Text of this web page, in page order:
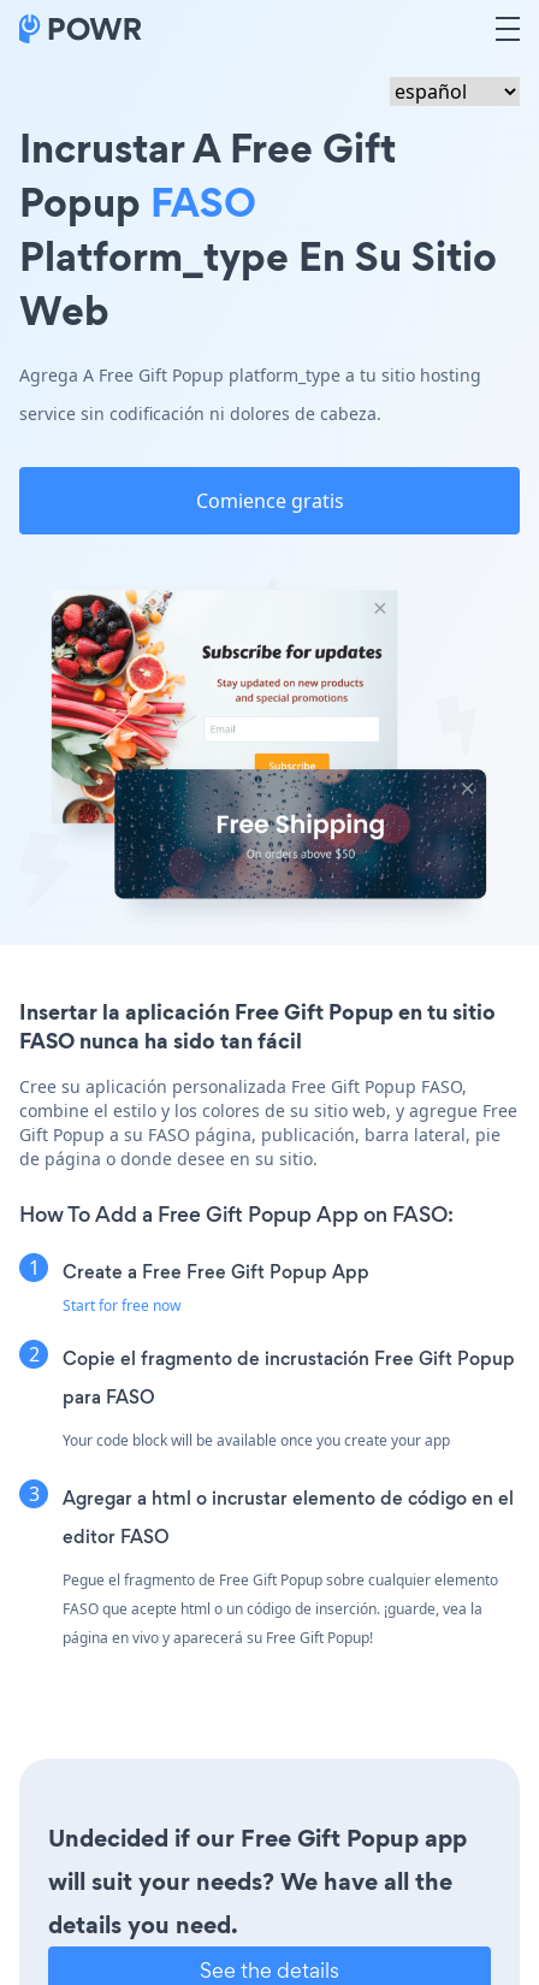
Incrustar A Free Gift
Popup FASO
Platform_type En Su Sitio
Web
Agrega A Free Gift Popup platform_type a tu sitio hosting
service sin codificación ni dolores de cabeza.
Comience gratis
Insertar la aplicación Free Gift Popup en tu sitio
FASO nunca ha sido tan fácil
Cree su aplicación personalizada Free Gift Popup FASO,
combine el estilo y los colores de su sitio web, y agregue Free
Gift Popup a su FASO página, publicación, barra lateral, pie
de página o donde desee en su sitio.
How To Add a Free Gift Popup App on FASO:
Create a Free Free Gift Popup App
Start for free now
Copie el fragmento de incrustación Free Gift Popup
para FASO
Your code block will be available once you create your app
Agregar a html o incrustar elemento de código en el
editor FASO
Pegue el fragmento de Free Gift Popup sobre cualquier elemento
FASO que acepte html o un código de inserción. ¡guarde, vea la
página en vivo y aparecerá su Free Gift Popup!
Undecided if our Free Gift Popup app
will suit your needs? We have all the
details you need.
See the details